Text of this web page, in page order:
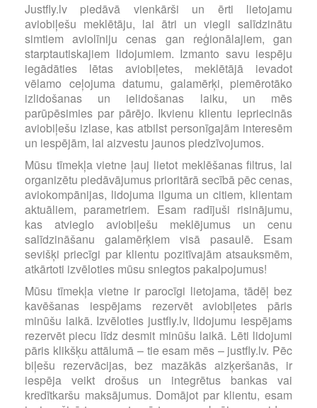
Justfly.lv piedāvā vienkārši un ērti lietojamu
aviobiļešu meklētāju, lai ātri un viegli salīdzinātu
simtiem aviolīniju cenas gan reģionālajiem, gan
starptautiskajiem lidojumiem. Izmanto savu iespēju
iegādāties lētas aviobiļetes, meklētājā ievadot
vēlamo ceļojuma datumu, galamērķi, piemērotāko
izlidošanas un ielidošanas laiku, un mēs
parūpēsimies par pārējo. Ikvienu klientu iepriecinās
aviobiļešu izlase, kas atbilst personīgajām interesēm
un iespējām, lai aizvestu jaunos piedzīvojumos.
Mūsu tīmekļa vietne ļauj lietot meklēšanas filtrus, lai
organizētu piedāvājumus prioritārā secībā pēc cenas,
aviokompānijas, lidojuma ilguma un citiem, klientam
aktuāliem, parametriem. Esam radījuši risinājumu,
kas atvieglo aviobiļešu meklējumus un cenu
salīdzināšanu galamērķiem visā pasaulē. Esam
sevišķi priecīgi par klientu pozitīvajām atsauksmēm,
atkārtoti izvēloties mūsu sniegtos pakalpojumus!
Mūsu tīmekļa vietne ir parocīgi lietojama, tādēļ bez
kavēšanas iespējams rezervēt aviobiļetes pāris
minūšu laikā. Izvēloties justfly.lv, lidojumu iespējams
rezervēt piecu līdz desmit minūšu laikā. Lēti lidojumi
pāris klikšķu attālumā – tie esam mēs – justfly.lv. Pēc
biļešu rezervācijas, bez mazākās aizķeršanās, ir
iespēja veikt drošus un integrētus bankas vai
kredītkaršu maksājumus. Domājot par klientu, esam